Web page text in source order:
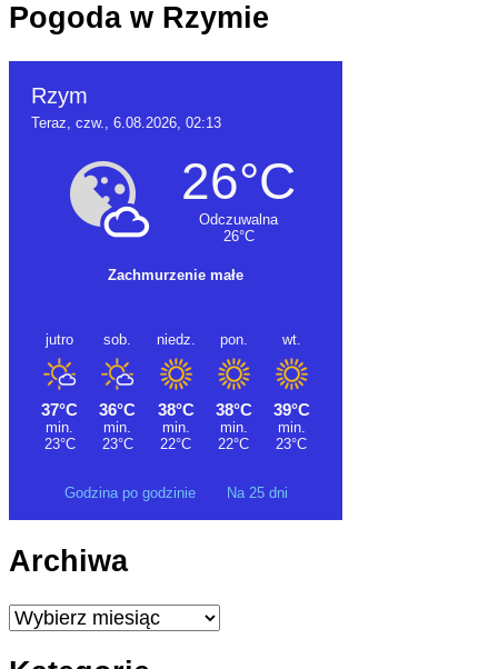
Pogoda w Rzymie
Godzina po godzinie Na 25 dni
Archiwa
Archiwa